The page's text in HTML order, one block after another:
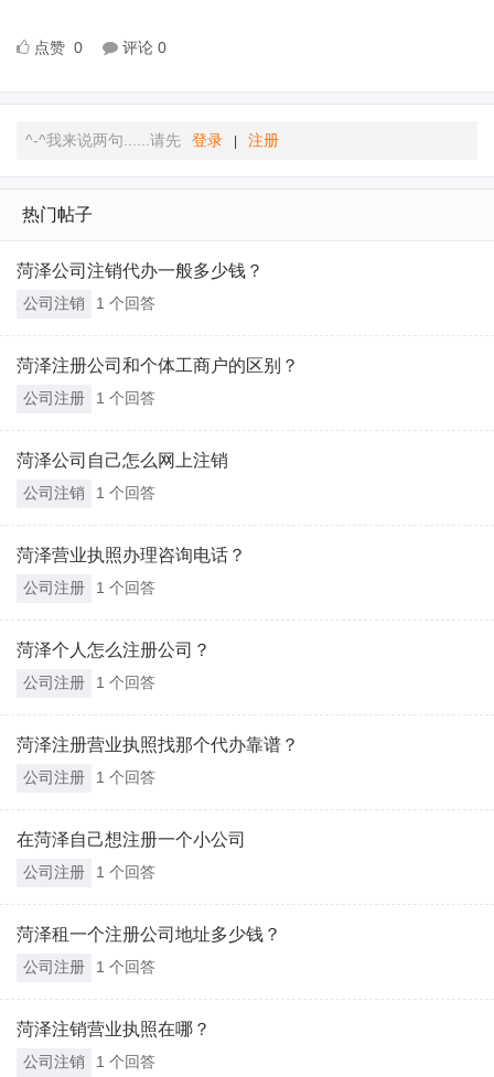
点赞 0 评论 0
^-^我来说两句......请先 登录 注册
热门帖子
菏泽公司注销代办一般多少钱？
公司注销 1 个回答
菏泽注册公司和个体工商户的区别？
公司注册 1 个回答
菏泽公司自己怎么网上注销
公司注销 1 个回答
菏泽营业执照办理咨询电话？
公司注册 1 个回答
菏泽个人怎么注册公司？
公司注册 1 个回答
菏泽注册营业执照找那个代办靠谱？
公司注册 1 个回答
在菏泽自己想注册一个小公司
公司注册 1 个回答
菏泽租一个注册公司地址多少钱？
公司注册 1 个回答
菏泽注销营业执照在哪？
公司注销 1 个回答